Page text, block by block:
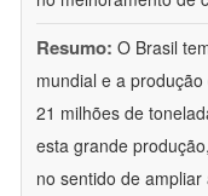
Resumo: O Brasil
mundial e a
21 milhões de
esta grande
no sentido de